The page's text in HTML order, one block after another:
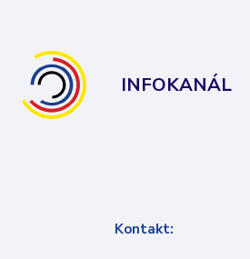
INFOKANÁL
Kontakt: